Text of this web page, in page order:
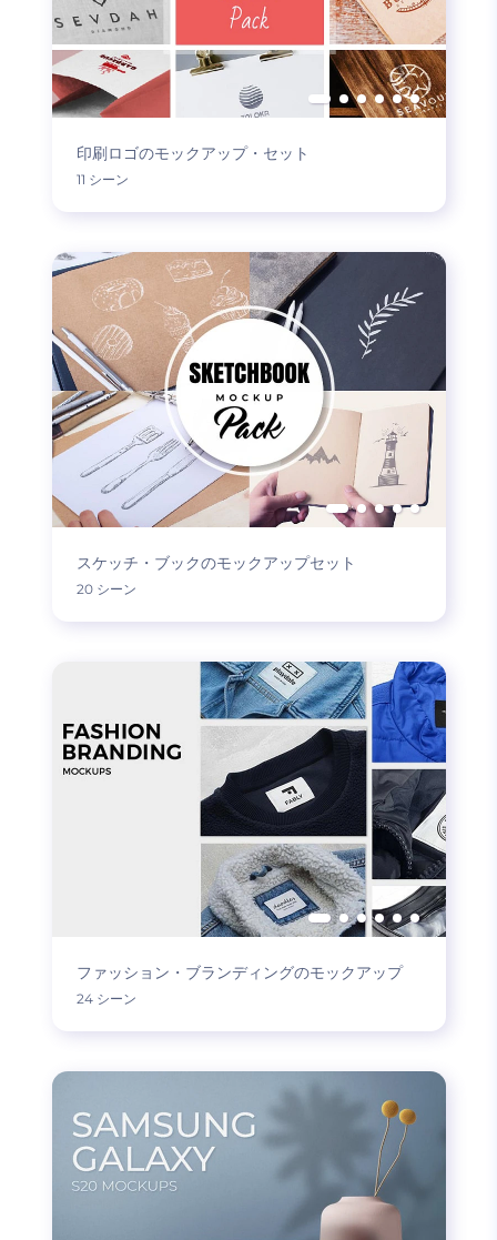
印刷ロゴのモックアップ・セット
11 シーン
スケッチ・ブックのモックアップセット
20 シーン
ファッション・ブランディングのモックアップ
24 シーン